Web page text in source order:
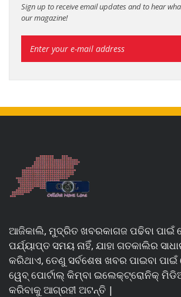
Sign up to receive email updates and to hear
our magazine!
ଆଜିକାଲି, ମୁଦ୍ରିତ ଖବରକାଗଜ ପଢିବା ପାଇଁ
ପର୍ଯ୍ୟାପ୍ତ ସମୟ ନାହିଁ, ଯାହା ଗତକାଲିର
କରିଥାଏ, ତେଣୁ ସର୍ବଶେଷ ଖବର ପାଇବା ପାଇଁ
ୱେବ୍ ପୋର୍ଟାଲ୍ କିମ୍ବା ଇଲେକ୍ଟ୍ରୋନିକ୍
କରିବାକୁ ଆଗ୍ରହୀ ଅଟନ୍ତି |